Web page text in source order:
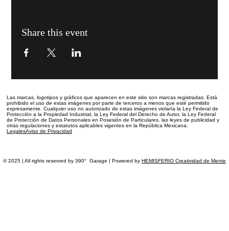
Share this event
Las marcas, logotipos y gráficos que aparecen en este sitioson marcas registradas. Está
prohibido el uso de estas imágenes por parte de terceros a menos que esté permitido
expresamente. Cualquier uso no autorizado de estas imágenes violaría la Ley Federal de
Protección a la Propiedad Industrial, la Ley Federal del Derecho de Autor, la Ley Federal
de Protección de Datos Personales en Posesión de Particulares, las leyes de publicidad y
otras regulaciones y estatutos aplicables vigentes en la República Mexicana.
LegalesAviso de Privacidad
© 2025 | All rights reserved by 390° Garage | Powered by HEMISFERIO Creatividad de Mente